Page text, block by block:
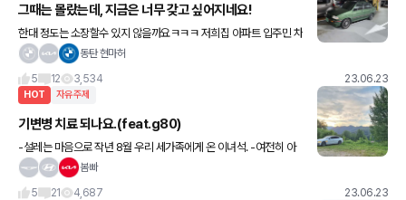
그때는 몰랐는데, 지금은 너무 갖고 싶어지네요!
한대 정도는 소장할수 있지 않을까요ㅋㅋㅋ 저희집 아파트 입주민 차
인데 매번 볼때마다 병적관리 + 타보고 싶은 생각이 들 정도에요ㅋ동탄 현마허
5
12 3,534 23.06.23
HOT 자유주제
기변병 치료 되나요.(feat.g80)
-설레는 마음으로 작년 8월 우리 세가족에게 온 이녀석. -여전히 아
이와 아내가 좋아하는 이녀석. -처음엔 승차감 좋은것 같았는데 지날
봄빠
5
21 4,687 23.06.23